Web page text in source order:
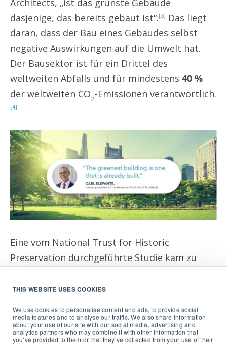
THIS WEBSITE USES COOKIES
We use cookies to personalise content and ads, to provide social
media features and to analyse our traffic. We also share information
about your use of our site with our social media, advertising and
analytics partners who may combine it with other information that
you’ve provided to them or that they’ve collected from your use of their
Architects, „ist das grünste Gebäude
dasjenige, das bereits gebaut ist“.[3] Das liegt
daran, dass der Bau eines Gebäudes selbst
negative Auswirkungen auf die Umwelt hat.
Der Bausektor ist für ein Drittel des
weltweiten Abfalls und für mindestens 40 %
der weltweiten CO2-Emissionen verantwortlich.
[4]
Eine vom National Trust for Historic
Preservation durchgeführte Studie kam zu
bis neue Gebäude, die zwar um 30 %
Durchschnitt, die negativen Auswirkungen
ihres Baus auf den Klimawandel überwunden